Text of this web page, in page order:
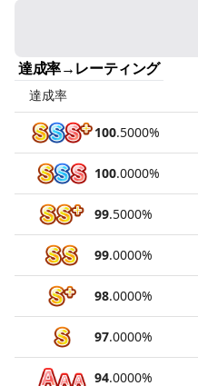
達成率→レーティング
達成率
100.5000%
100.0000%
99.5000%
99.0000%
98.0000%
97.0000%
94.0000%